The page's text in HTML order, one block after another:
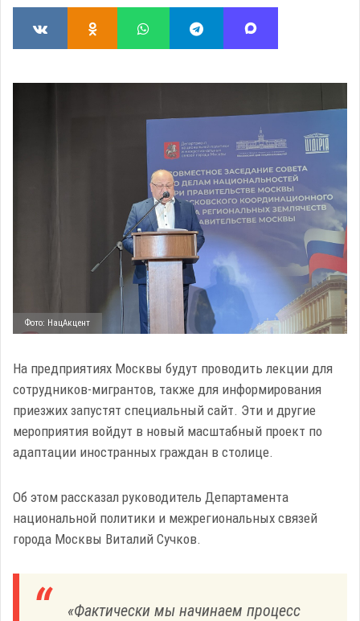
Фото: НацАкцент
На предприятиях Москвы будут проводить лекции для
сотрудников-мигрантов, также для информирования
приезжих запустят специальный сайт. Эти и другие
мероприятия войдут в новый масштабный проект по
адаптации иностранных граждан в столице.
Об этом рассказал руководитель Департамента
национальной политики и межрегиональных связей
города Москвы Виталий Сучков.
«Фактически мы начинаем процесс